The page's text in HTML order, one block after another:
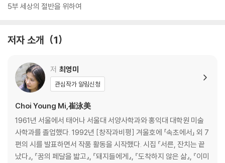
5부 세상의 절반을 위하여
저자 소개 1
저 최영미
관심작가 알림신청
Choi Young Mi,崔泳美
1961년 서울에서 태어나 서울대 서양사학과와 홍익대 대학원 미술
사학과를 졸업했다. 1992년 [창작과비평] 겨울호에 「속초에서」 외 7
편의 시를 발표하면서 작품 활동을 시작했다. 시집 『서른, 잔치는 끝
났다』, 『꿈의 페달을 밟고』, 『돼지들에게』, 『도착하지 않은 삶』, 『이미